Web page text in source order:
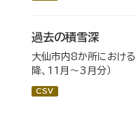
過去の積雪深
大仙市内8か所におけ
降、11月～3月分）
CSV